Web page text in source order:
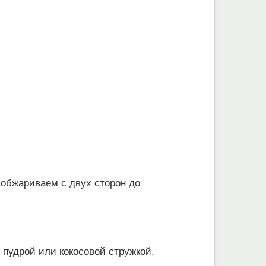
с двух сторон до
или кокосовой стружкой.